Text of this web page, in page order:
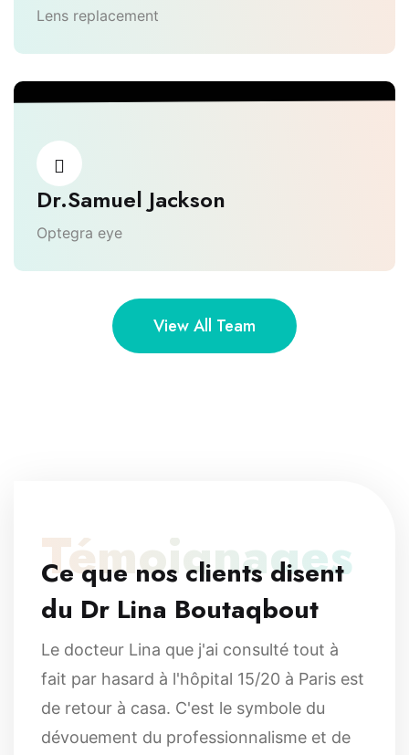
Lens replacement
Dr.Samuel Jackson
Optegra eye
View All Team
Témoignages
Ce que nos clients disent
du Dr Lina Boutaqbout
Le docteur Lina que j'ai consulté tout à
fait par hasard à l'hôpital 15/20 à Paris est
de retour à casa. C'est le symbole du
dévouement du professionnalisme et de